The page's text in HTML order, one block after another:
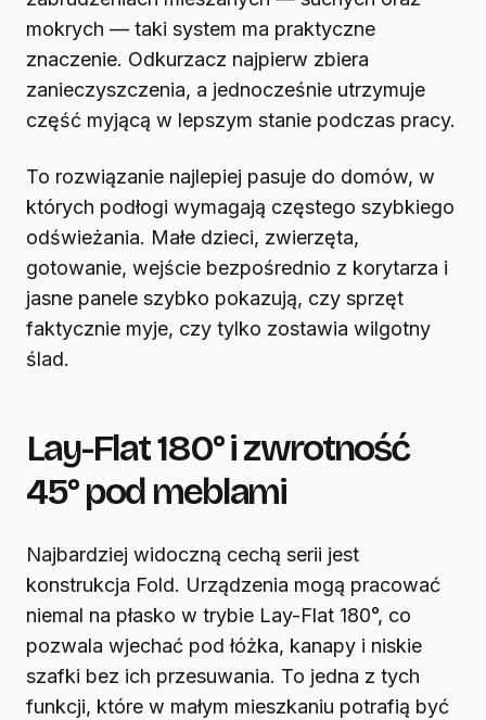
mokrych — taki system ma praktyczne
znaczenie. Odkurzacz najpierw zbiera
zanieczyszczenia, a jednocześnie utrzymuje
część myjącą w lepszym stanie podczas pracy.
To rozwiązanie najlepiej pasuje do domów, w
których podłogi wymagają częstego szybkiego
odświeżania. Małe dzieci, zwierzęta,
gotowanie, wejście bezpośrednio z korytarza i
jasne panele szybko pokazują, czy sprzęt
faktycznie myje, czy tylko zostawia wilgotny
ślad.
Lay-Flat 180° i zwrotność
45° pod meblami
Najbardziej widoczną cechą serii jest
konstrukcja Fold. Urządzenia mogą pracować
niemal na płasko w trybie Lay-Flat 180°, co
pozwala wjechać pod łóżka, kanapy i niskie
szafki bez ich przesuwania. To jedna z tych
funkcji, które w małym mieszkaniu potrafią być